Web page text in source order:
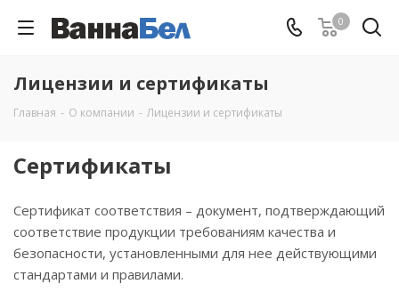
0
Лицензии и сертификаты
Главная - О компании - Лицензии и сертификаты
Сертификаты
Сертификат соответствия – документ, подтверждающий
соответствие продукции требованиям качества и
безопасности, установленными для нее действующими
стандартами и правилами.